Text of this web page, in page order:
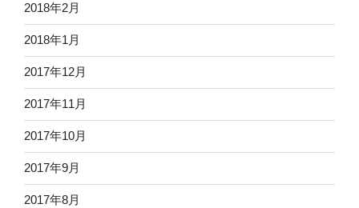
2018年2月
2018年1月
2017年12月
2017年11月
2017年10月
2017年9月
2017年8月